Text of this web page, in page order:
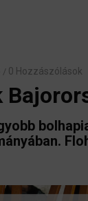
/ 0 Hozzászólások